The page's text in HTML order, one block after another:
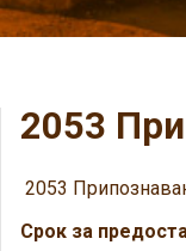
2053
2053
Срок за